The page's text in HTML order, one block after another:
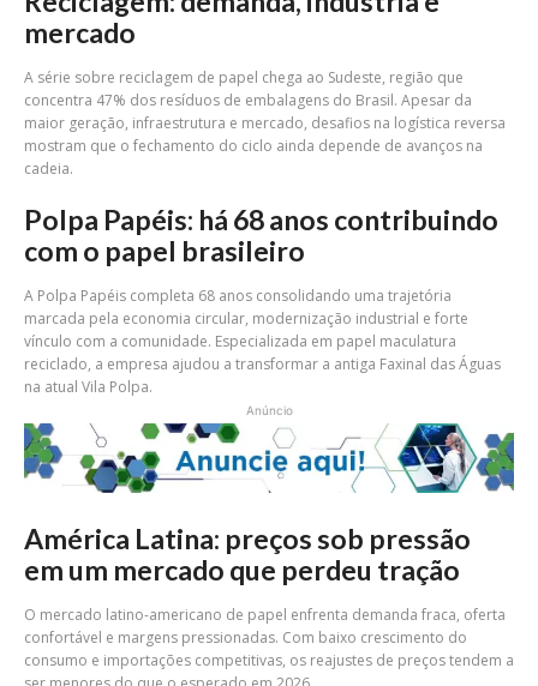
mercado
A série sobre reciclagem de papel chega ao Sudeste, região que
concentra 47% dos resíduos de embalagens do Brasil. Apesar da
maior geração, infraestrutura e mercado, desafios na logística reversa
mostram que o fechamento do ciclo ainda depende de avanços na
cadeia.
Polpa Papéis: há 68 anos contribuindo
com o papel brasileiro
A Polpa Papéis completa 68 anos consolidando uma trajetória
marcada pela economia circular, modernização industrial e forte
vínculo com a comunidade. Especializada em papel maculatura
reciclado, a empresa ajudou a transformar a antiga Faxinal das Águas
na atual Vila Polpa.
Anúncio
América Latina: preços sob pressão
em um mercado que perdeu tração
O mercado latino-americano de papel enfrenta demanda fraca, oferta
confortável e margens pressionadas. Com baixo crescimento do
consumo e importações competitivas, os reajustes de preços tendem a